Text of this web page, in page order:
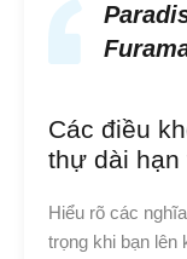
Các điều
thự dài hạn
Hiểu rõ các
trọng khi bạn lên